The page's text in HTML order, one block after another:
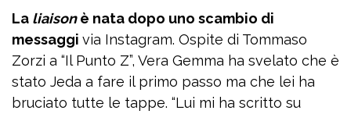
La liaisonè nata dopo uno scambio di
messaggi via Instagram. Ospite di Tommaso
Zorzi a “Il Punto Z”, Vera Gemma ha svelato che è
stato Jeda a fare il primo passo ma che lei ha
bruciato tutte le tappe. “Lui mi ha scritto su